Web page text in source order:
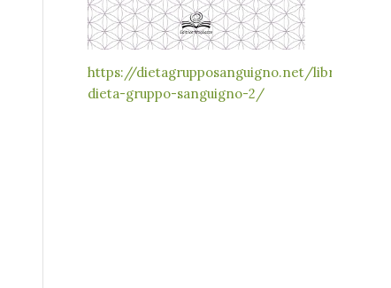
https://dietagrupposanguigno.net/libri-
dieta-gruppo-sanguigno-2/